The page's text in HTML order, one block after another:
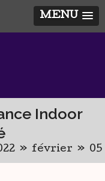
MENU
Indoor
» février » 05